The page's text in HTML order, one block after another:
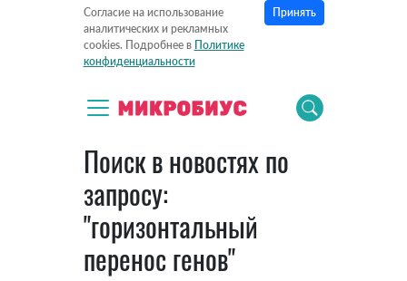
Согласие на использование
аналитических и рекламных
cookies. Подробнее в Политике
конфиденциальности
Принять
Поиск в новостях по
запросу:
"горизонтальный
перенос генов"